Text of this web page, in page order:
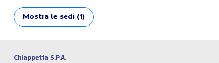
Mostra le sedi (1)
Chiappetta S.P.A.